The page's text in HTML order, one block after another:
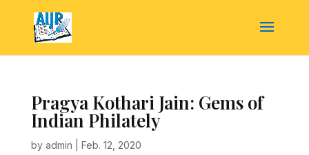
Pragya Kothari Jain: Gems of
Indian Philately
by admin Feb. 12, 2020